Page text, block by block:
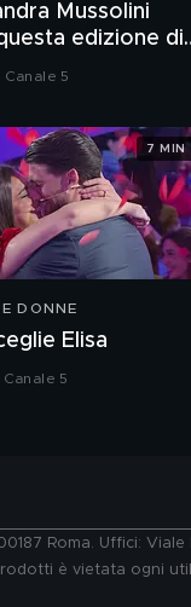
Mussolini
edizione di
Fratello VIP
5
DONNE
Elisa
5
7 MIN
Roma. Uffici:
è vietata ogni